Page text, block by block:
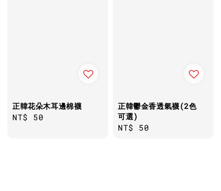
正韓花朵木耳邊棉襪
Regular
NT$ 50
正韓鬱金香透氣襪(2色
可選)
Regular
NT$ 50